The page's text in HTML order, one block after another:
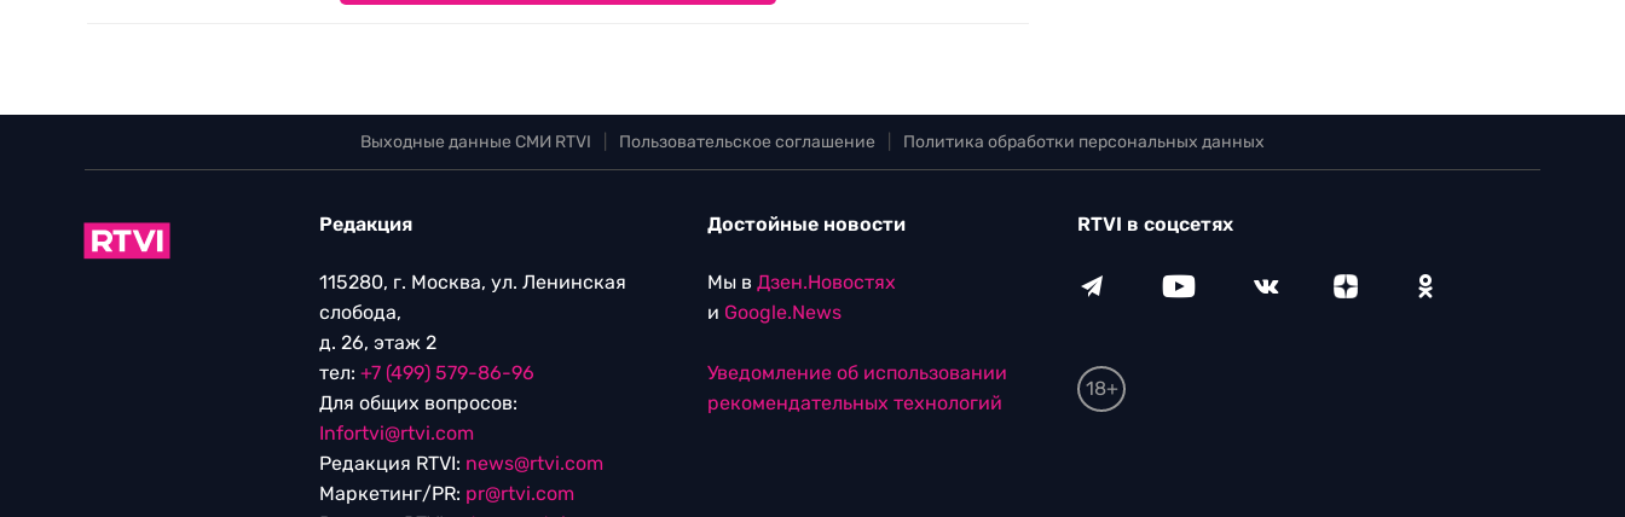
Выходные данные СМИ RTVI Пользовательское соглашение Политика обработки персональных данных
Редакция
115280, г. Москва, ул. Ленинская
слобода,
д. 26, этаж 2
тел: +7 (499) 579-86-96
Для общих вопросов:
Infortvi@rtvi.com
Редакция RTVI: news@rtvi.com
Маркетинг/PR: pr@rtvi.com
Достойные новости
Мы в Дзен.Новостях
и Google.News
Уведомление об использовании
рекомендательных технологий
RTVI в соцсетях
18+